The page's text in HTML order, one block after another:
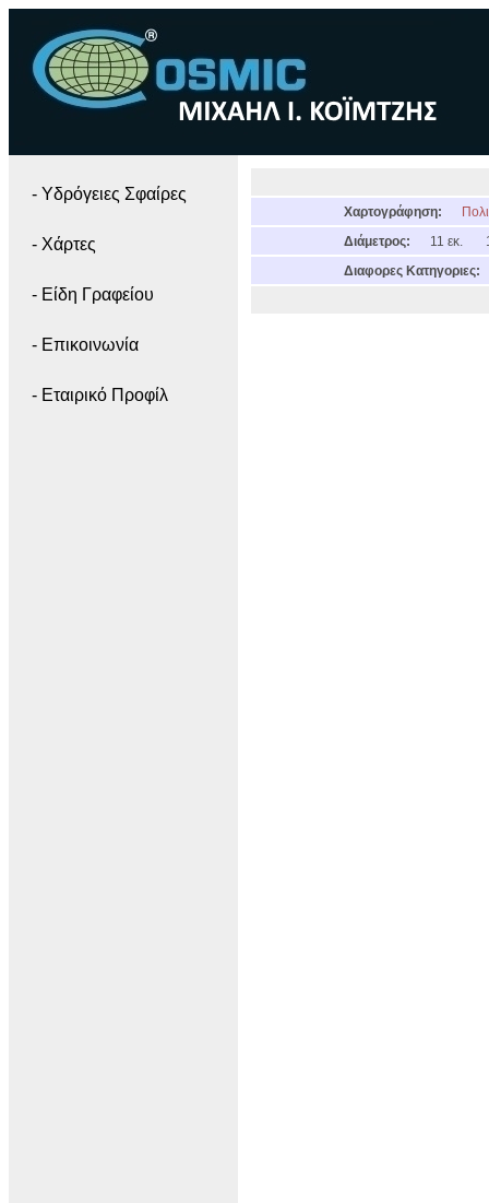
- Yδρόγειες Σφαίρες
- Χάρτες
- Είδη Γραφείου
- Επικοινωνία
- Εταιρικό Προφίλ
Χαρτογράφηση:
Διάμετρος:
11 εκ.
Διαφορες Κατηγοριες: